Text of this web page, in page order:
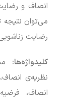
انصاف و
می‌توان نتیجه
رضایت
کلیدواژه‌ها:
نظریه‌ی
انصاف،